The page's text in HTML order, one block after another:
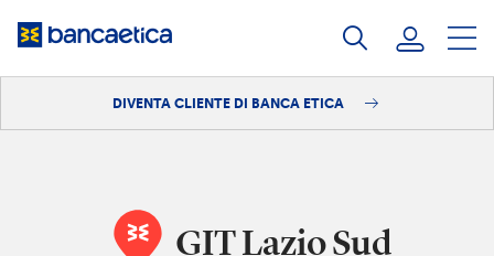
DIVENTA CLIENTE DI BANCA ETICA
GIT Lazio Sud